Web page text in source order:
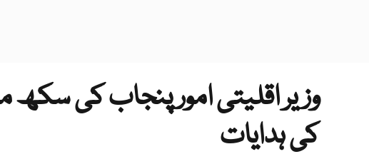
وزیر اقلیتی امور پنجاب کی سکھ
کی ہدایات